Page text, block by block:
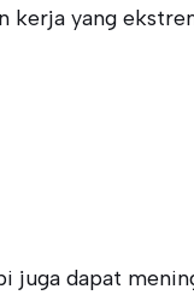
kerja yang
juga dapat